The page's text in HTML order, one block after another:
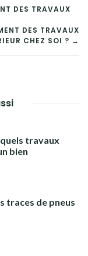
DES TRAVAUX
DES TRAVAUX
CHEZ SOI ? →
travaux
bien
traces de pneus